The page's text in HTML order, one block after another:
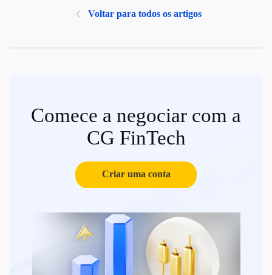
Voltar para todos os artigos
Comece a negociar com a
CG FinTech
Criar uma conta